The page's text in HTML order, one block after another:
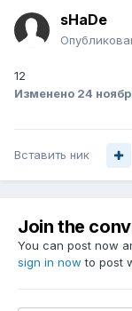
sHaDe
12
Изменено 24
Вставить ник
Join the
You can post now
sign in now to post